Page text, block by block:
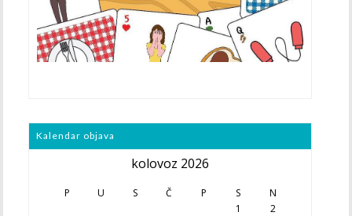
Kalendar objava
kolovoz 2026
P U S Č P S
N
1
2